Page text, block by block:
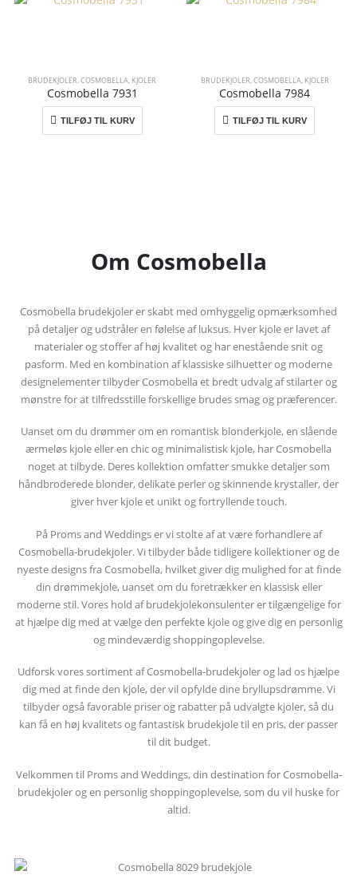
BRUDEKJOLER,COSMOBELLA, KJOLER
Cosmobella 7931
TILFØJ TIL KURV
BRUDEKJOLER,COSMOBELLA, KJOLER
Cosmobella 7984
TILFØJ TIL KURV
Om Cosmobella
Cosmobella brudekjoler er skabt med omhyggelig opmærksomhed
på detaljer og udstråler en følelse af luksus. Hver kjole er lavet af
materialer og stoffer af høj kvalitet og har enestående snit og
pasform. Med en kombination af klassiske silhuetter og moderne
designelementer tilbyder Cosmobella et bredt udvalg af stilarter og
mønstre for at tilfredsstille forskellige brudes smag og præferencer.
Uanset om du drømmer om en romantisk blonderkjole, en slående
ærmeløs kjole eller en chic og minimalistisk kjole, har Cosmobella
noget at tilbyde. Deres kollektion omfatter smukke detaljer som
håndbroderede blonder, delikate perler og skinnende krystaller, der
giver hver kjole et unikt og fortryllende touch.
På Proms and Weddings er vi stolte af at være forhandlere af
Cosmobella-brudekjoler. Vi tilbyder både tidligere kollektioner og de
nyeste designs fra Cosmobella, hvilket giver dig mulighed for at finde
din drømmekjole, uanset om du foretrækker en klassisk eller
moderne stil. Vores hold af brudekjolekonsulenter er tilgængelige for
at hjælpe dig med at vælge den perfekte kjole og give dig en personlig
og mindeværdig shoppingoplevelse.
Udforsk vores sortiment af Cosmobella-brudekjoler og lad os hjælpe
dig med at finde den kjole, der vil opfylde dine bryllupsdrømme. Vi
tilbyder også favorable priser og rabatter på udvalgte kjoler, så du
kan få en høj kvalitets og fantastisk brudekjole til en pris, der passer
til dit budget.
Velkommen til Proms and Weddings, din destination for Cosmobella-
brudekjoler og en personlig shoppingoplevelse, som du vil huske for
altid.